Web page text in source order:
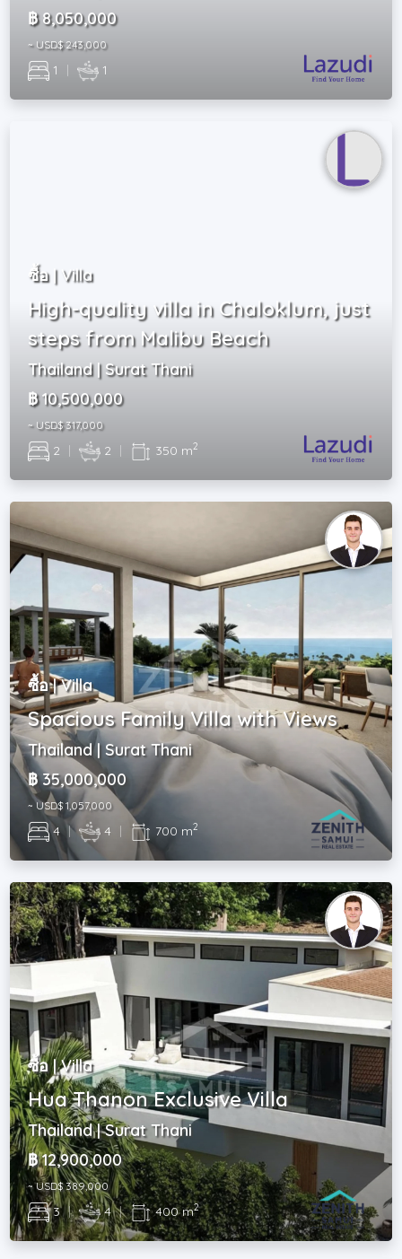
฿ 8,050,000
~ USD$ 243,000
1 | 1
ซื้อ | Villa
High-quality villa in Chaloklum, just
steps from Malibu Beach
Thailand | Surat Thani
฿ 10,500,000
~ USD$ 317,000
2 | 2 | 350 m2
ซื้อ | Villa
Spacious Family Villa with Views
Thailand | Surat Thani
฿ 35,000,000
~ USD$ 1,057,000
4 | 4 | 700 m2
ซื้อ | Villa
Hua Thanon Exclusive Villa
Thailand | Surat Thani
฿ 12,900,000
~ USD$ 389,000
3 | 4 | 400 m2